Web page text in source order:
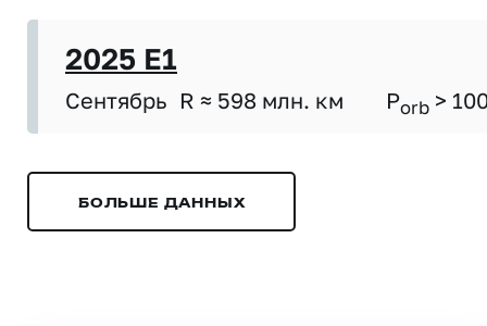
2025 E1
Сентябрь R ≈ 598 млн. км Porb >
БОЛЬШЕ ДАННЫХ